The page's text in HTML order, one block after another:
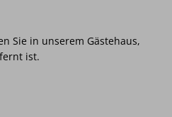
Sie in unserem Gästehaus,
ist.